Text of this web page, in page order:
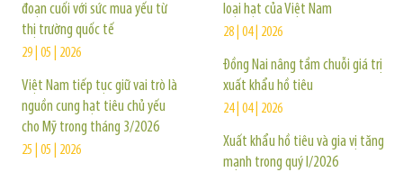
đoạn cuối với sức mua yếu từ
thị trường quốc tế
29 | 05 | 2026
Việt Nam tiếp tục giữ vai trò là
nguồn cung hạt tiêu chủ yếu
cho Mỹ trong tháng 3/2026
25 | 05 | 2026
loại hạt của Việt Nam
28 | 04 | 2026
Đồng Nai nâng tầm chuỗi giá trị
xuất khẩu hồ tiêu
24 | 04 | 2026
Xuất khẩu hồ tiêu và gia vị tăng
mạnh trong quý I/2026